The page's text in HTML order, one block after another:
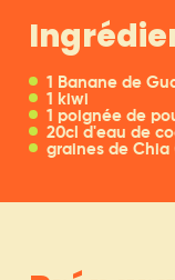
1 Banane de
1 kiwi
1 poignée de
20cl d'eau de
graines de